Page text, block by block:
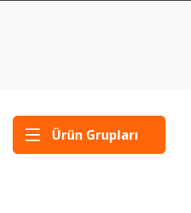
Ürün Grupları